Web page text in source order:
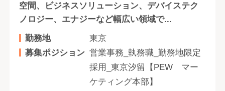
空間、ビジネスソリューション、デバイステク
ノロジー、エナジーなど幅広い領域で...
勤務地
東京
募集ポジション 営業事務_執務職_勤務地限定
採用_東京汐留【PEW マー
ケティング本部】